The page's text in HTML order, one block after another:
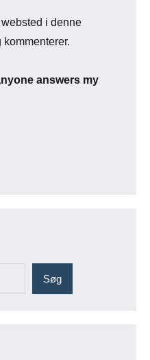
i denne
answers my
Søg